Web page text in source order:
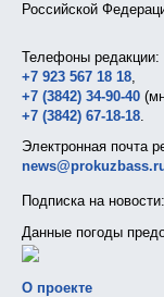
Российской
Телефоны редакции:
+7 923 567 18 18,
+7 (3842) 34-90-40
+7 (3842) 67-18-18.
Электронная почта
Подписка на новости:
Данные погоды
О проекте